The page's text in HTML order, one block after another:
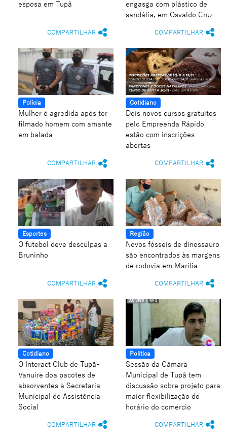
esposa em Tupã
COMPARTILHAR
engasga com plástico de
sandália, em Osvaldo Cruz
COMPARTILHAR
Polícia
Mulher é agredida após ter
filmado homem com amante
em balada
COMPARTILHAR
Cotidiano
Dois novos cursos gratuitos
pelo Empreenda Rápido
estão com inscrições
abertas
COMPARTILHAR
Esportes
O futebol deve desculpas a
Bruninho
COMPARTILHAR
Região
Novos fósseis de dinossauro
são encontrados às margens
de rodovia em Marília
COMPARTILHAR
Cotidiano
O Interact Club de Tupã-
Vanuíre doa pacotes de
absorventes à Secretaria
Municipal de Assistência
Social
COMPARTILHAR
Política
Sessão da Câmara
Municipal de Tupã tem
discussão sobre projeto para
maior flexibilização do
horário do comércio
COMPARTILHAR